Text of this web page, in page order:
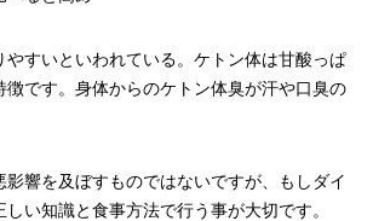
やすいといわれている。ケトン体は甘酸っぱ
徴です。身体からのケトン体臭が汗や口臭の
影響を及ぼすものではないですが、もしダイ
い知識と食事方法で行う事が大切です。